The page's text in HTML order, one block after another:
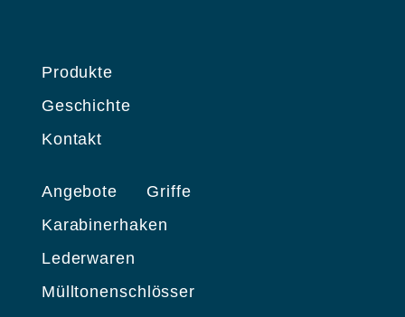
Produkte
Geschichte
Kontakt
Angebote
Griffe
Karabinerhaken
Lederwaren
Mülltonenschlösser